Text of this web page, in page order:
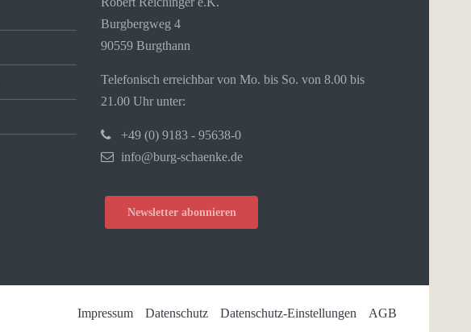
Burgbergweg 4
90559 Burgthann
Telefonisch erreichbar von Mo. bis So. von 8.00 bis
21.00 Uhr unter:
+49 (0) 9183 - 95638-0
info@burg-schaenke.de
Newsletter abonnieren
Impressum Datenschutz Datenschutz-Einstellungen AGB